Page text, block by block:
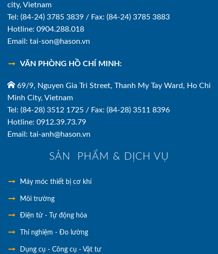
city, Vietnam
Tel: (84-24) 3785 3839 / Fax: (84-24) 3785 3883
Hotline: 0904.288.018
Email: tai-son@hason.vn
VĂN PHÒNG HỒ CHÍ MINH:
69/9, Nguyen Gia Tri Street, Thanh My Tay Ward, Ho Chi
Minh City, Vietnam
Tel: (84-28) 3512 1725 / Fax: (84-28) 3511 8396
Hotline: 0912.39.73.79
Email: tai-anh@hason.vn
SẢN PHẨM & DỊCH VỤ
Máy móc thiết bị cơ khí
Môi trường
Điện tử - Tự động hóa
Thí nghiệm - Đo lường
Dụng cụ - Công cụ - Vật tư